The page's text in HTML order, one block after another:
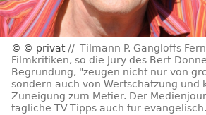
© privat
Tilmann P. Gangloffs
Filmkritiken, so die Jury des Bert-
Begründung, "zeugen nicht nur von
sondern auch von Wertschätzung und
Zuneigung zum Metier. Der
tägliche TV-Tipps auch für